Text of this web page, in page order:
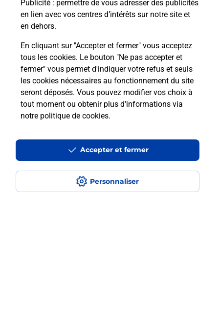
Publicité : permettre de vous adresser des publicités
en lien avec vos centres d’intérêts sur notre site et
en dehors.
En cliquant sur "Accepter et fermer" vous acceptez
tous les cookies. Le bouton "Ne pas accepter et
fermer" vous permet d'indiquer votre refus et seuls
les cookies nécessaires au fonctionnement du site
seront déposés. Vous pouvez modifier vos choix à
tout moment ou obtenir plus d'informations via
notre politique de cookies.
Personnaliser
Accepter et fermer
Est-ce que je peux bénéficier de la 5G
avec La Poste Mobile ?
Est-ce que je peux utiliser mon forfait
à l’étranger avec La Poste Mobile ?
Est-ce que je peux payer mon iPhone
en plusieurs fois avec La Poste Mobile
Localiser Liste Morbihan
QUESTEMBERT